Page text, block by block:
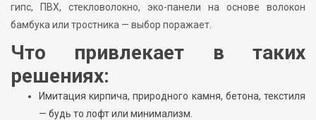
гипс, ПВХ, стекловолокно, эко-панели на основе волокон
бамбука или тростника — выбор поражает.
Что привлекает в таких
решениях:
Имитация кирпича, природного камня, бетона, текстиля
— будь то лофт или минимализм.